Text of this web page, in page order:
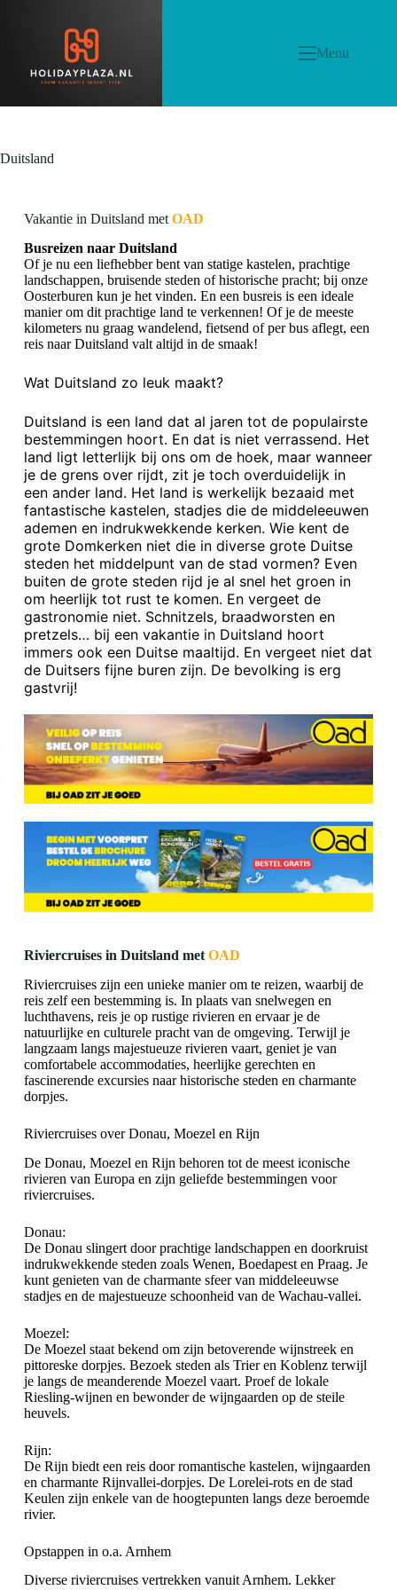
Menu
Duitsland
Vakantie in Duitsland met OAD
Busreizen naar Duitsland
Of je nu een liefhebber bent van statige kastelen, prachtige
landschappen, bruisende steden of historische pracht; bij onze
Oosterburen kun je het vinden. En een busreis is een ideale
manier om dit prachtige land te verkennen! Of je de meeste
kilometers nu graag wandelend, fietsend of per bus aflegt, een
reis naar Duitsland valt altijd in de smaak!
Wat Duitsland zo leuk maakt?
Duitsland is een land dat al jaren tot de populairste
bestemmingen hoort. En dat is niet verrassend. Het
land ligt letterlijk bij ons om de hoek, maar wanneer
je de grens over rijdt, zit je toch overduidelijk in
een ander land. Het land is werkelijk bezaaid met
fantastische kastelen, stadjes die de middeleeuwen
ademen en indrukwekkende kerken. Wie kent de
grote Domkerken niet die in diverse grote Duitse
steden het middelpunt van de stad vormen? Even
buiten de grote steden rijd je al snel het groen in
om heerlijk tot rust te komen. En vergeet de
gastronomie niet. Schnitzels, braadworsten en
pretzels… bij een vakantie in Duitsland hoort
immers ook een Duitse maaltijd. En vergeet niet dat
de Duitsers fijne buren zijn. De bevolking is erg
gastvrij!
Riviercruises in Duitsland met OAD
Riviercruises zijn een unieke manier om te reizen, waarbij de
reis zelf een bestemming is. In plaats van snelwegen en
luchthavens, reis je op rustige rivieren en ervaar je de
natuurlijke en culturele pracht van de omgeving. Terwijl je
langzaam langs majestueuze rivieren vaart, geniet je van
comfortabele accommodaties, heerlijke gerechten en
fascinerende excursies naar historische steden en charmante
dorpjes.
Riviercruises over Donau, Moezel en Rijn
De Donau, Moezel en Rijn behoren tot de meest iconische
rivieren van Europa en zijn geliefde bestemmingen voor
riviercruises.
Donau:
De Donau slingert door prachtige landschappen en doorkruist
indrukwekkende steden zoals Wenen, Boedapest en Praag. Je
kunt genieten van de charmante sfeer van middeleeuwse
stadjes en de majestueuze schoonheid van de Wachau-vallei.
Moezel:
De Moezel staat bekend om zijn betoverende wijnstreek en
pittoreske dorpjes. Bezoek steden als Trier en Koblenz terwijl
je langs de meanderende Moezel vaart. Proef de lokale
Riesling-wijnen en bewonder de wijngaarden op de steile
heuvels.
Rijn:
De Rijn biedt een reis door romantische kastelen, wijngaarden
en charmante Rijnvallei-dorpjes. De Lorelei-rots en de stad
Keulen zijn enkele van de hoogtepunten langs deze beroemde
rivier.
Opstappen in o.a. Arnhem
Diverse riviercruises vertrekken vanuit Arnhem. Lekker